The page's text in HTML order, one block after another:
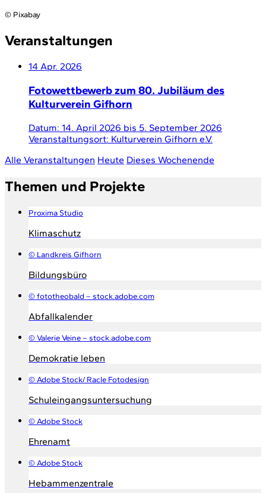
© Pixabay
Veranstaltungen
14 Apr. 2026
Fotowettbewerb zum 80. Jubiläum des
Kulturverein Gifhorn
Datum: 14. April 2026 bis 5. September 2026
Veranstaltungsort: Kulturverein Gifhorn e.V.
Alle Veranstaltungen Heute Dieses Wochenende
Themen und Projekte
Proxima Studio
Klimaschutz
© Landkreis Gifhorn
Bildungsbüro
© fototheobald – stock.adobe.com
Abfallkalender
© Valerie Veine – stock.adobe.com
Demokratie leben
© Adobe Stock/ Racle Fotodesign
Schuleingangsuntersuchung
© Adobe Stock
Ehrenamt
© Adobe Stock
Hebammenzentrale